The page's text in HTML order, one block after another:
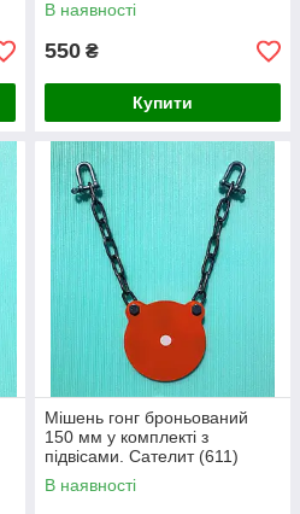
В наявності
550 ₴
Купити
Мішень гонг броньований
150 мм у комплекті з
підвісами. Сателит (611)
В наявності